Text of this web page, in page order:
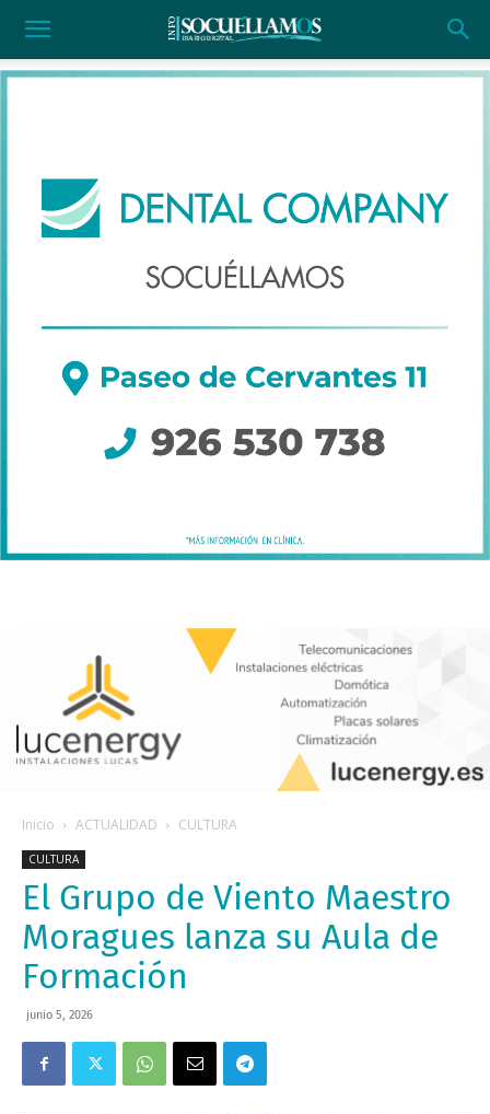
Inicio ACTUALIDAD CULTURA
CULTURA
El Grupo de Viento Maestro
Moragues lanza su Aula de
Formación
junio 5, 2026